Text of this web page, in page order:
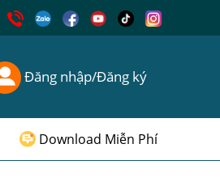
Đăng nhập/Đăng ký
Download Miễn Phí